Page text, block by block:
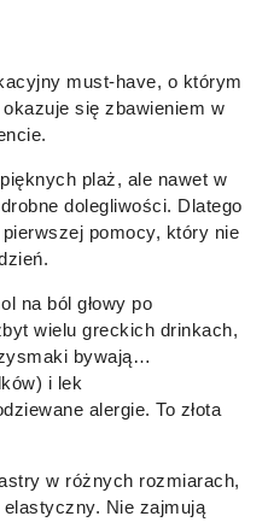
must-have, o którym
się zbawieniem w
plaż, ale nawet w
dolegliwości. Dlatego
pomocy, który nie
na ból głowy po
wielu greckich drinkach,
bywają…
i lek
alergie. To złota
w różnych rozmiarach,
Nie zajmują